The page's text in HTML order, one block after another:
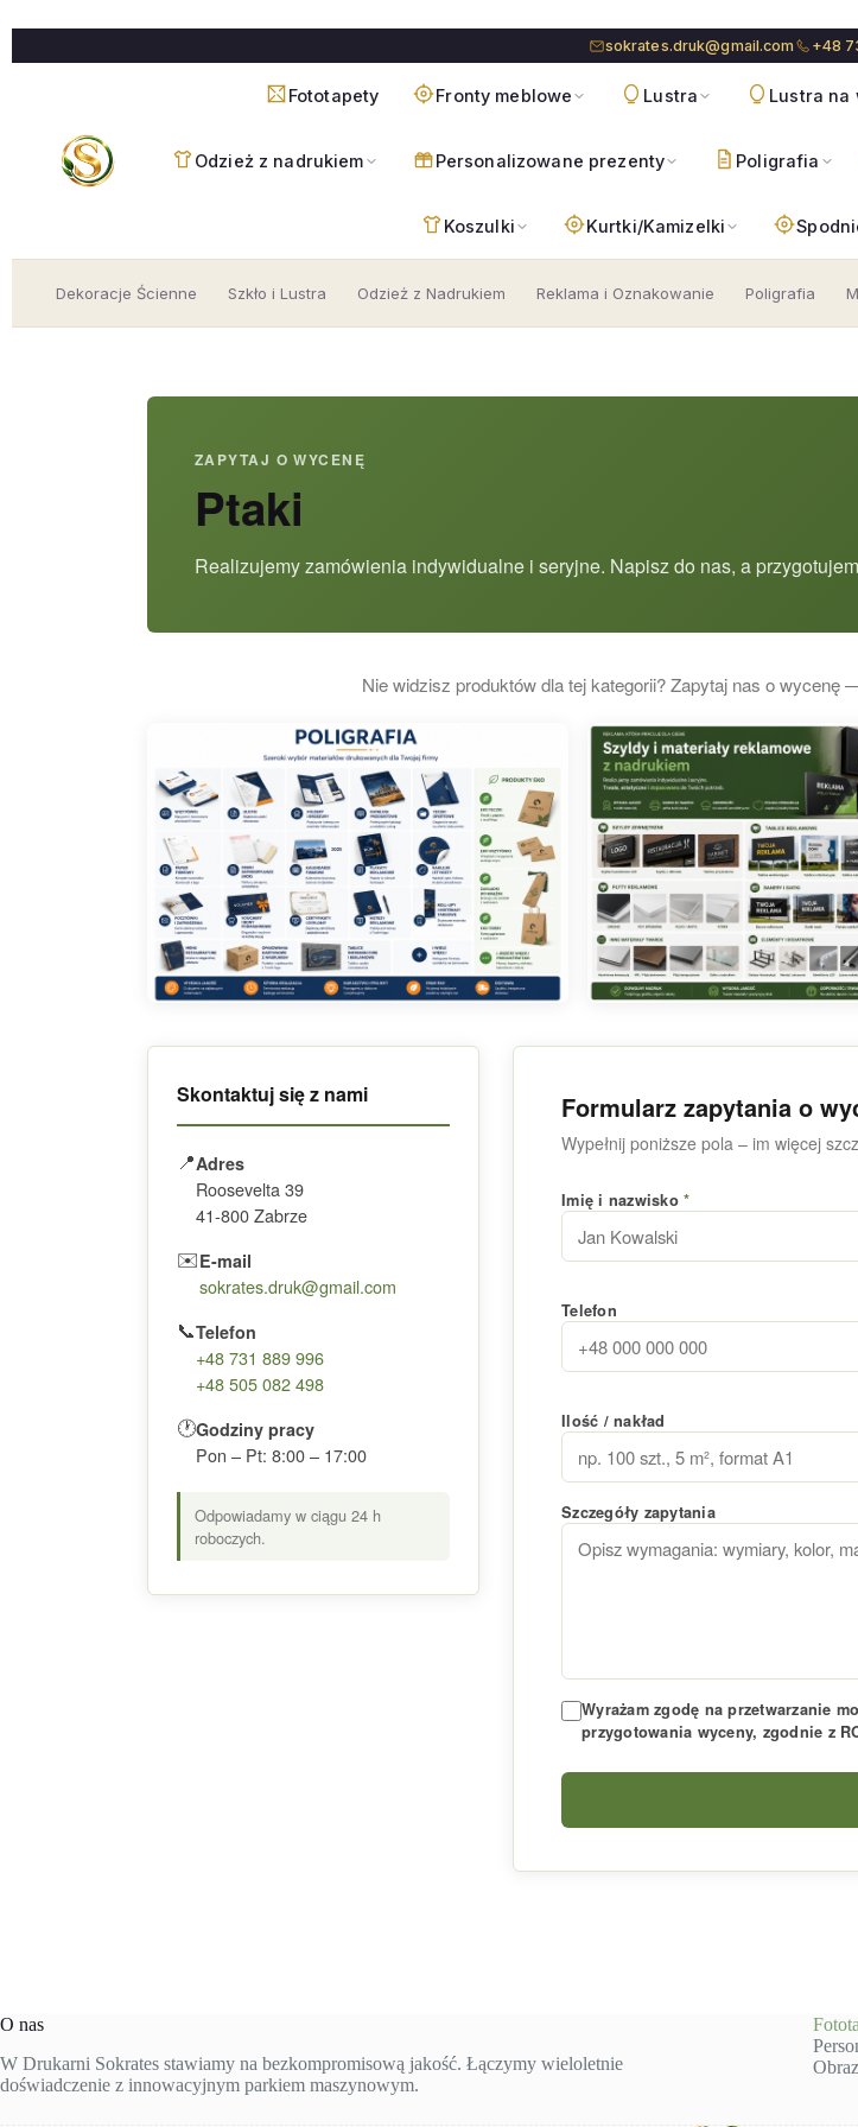
do
sokrates.druk@gmail.com +48
Fototapety Fronty meblowe Lustra Lustra na
Odzież z nadrukiem Personalizowane prezenty Poligrafia
Koszulki Kurtki/Kamizelki
Dekoracje Ścienne Szkło i Lustra Odzież z Nadrukiem Reklama i Oznakowanie Poligrafia
ZAPYTAJ O WYCENĘ
Ptaki
Realizujemy zamówienia indywidualne i seryjne. Napisz do nas, a
Nie widzisz produktów dla tej kategorii? Zapytaj nas o wycenę
Skontaktuj się z nami
📍Adres
Roosevelta 39
41-800 Zabrze
✉️E-mail
sokrates.druk@gmail.com
📞Telefon
+48 731 889 996
+48 505 082 498
🕐Godziny pracy
Pon – Pt: 8:00 – 17:00
Odpowiadamy w ciągu 24 h
roboczych.
Formularz zapytania o
Wypełnij poniższe pola – im więcej
Imię i nazwisko*
Telefon
Ilość / nakład
Szczegóły zapytania
Wyrażam zgodę na przetwarzanie
przygotowania wyceny, zgodnie z
O nas
W Drukarni Sokrates stawiamy na bezkompromisową jakość. Łączymy wieloletnie
doświadczenie z innowacyjnym parkiem maszynowym.